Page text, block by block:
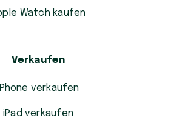
Watch kaufen
Verkaufen
verkaufen
iPad verkaufen